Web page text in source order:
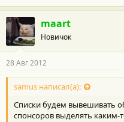
maart
Новичок
28 Авг 2012
samus написал(а):
Списки будем вывешивать
спонсоров выделять